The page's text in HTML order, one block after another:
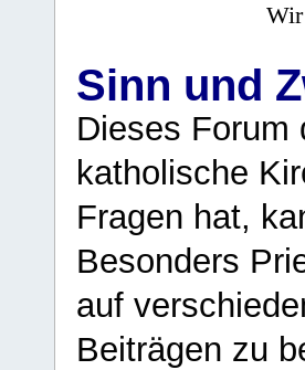
Wir
Sinn und
Dieses Forum
katholische
Fragen hat,
Besonders
auf
Beiträgen zu